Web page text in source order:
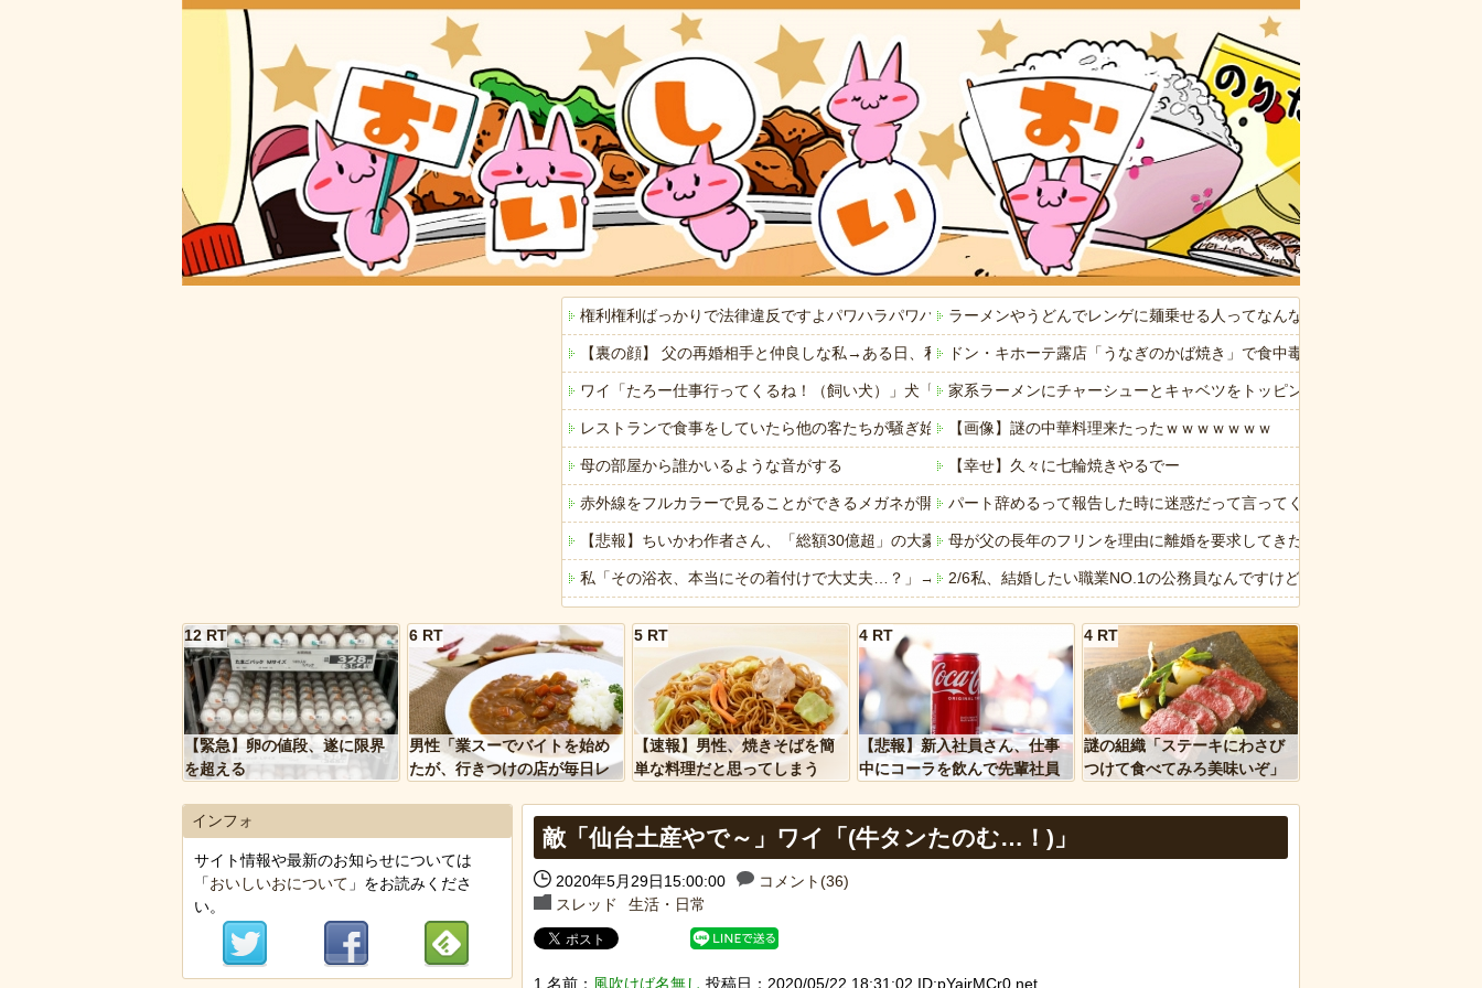
権利権利ばっかりで法律違反ですよパワハラパワハラで仕事できねぇ新入社員にメンタルやられてる
【裏の顔】 父の再婚相手と仲良しな私→ある日、私の帰宅に気付かない再婚相手「血繋がってないのに大学費用出さなきゃい
ワイ「たろー仕事行ってくるね！（飼い犬）」犬「…？（ぷい」
レストランで食事をしていたら他の客たちが騒ぎ始めた。何事かな？ → 珍客が現れました…
母の部屋から誰かいるような音がする
赤外線をフルカラーで見ることができるメガネが開発される
【悲報】ちいかわ作者さん、「総額30億超」の大豪邸を建てる！？ｗｗｗｗｗ
私「その浴衣、本当にその着付けで大丈夫…？」→街中を歩く浴衣姿を見て、違和感ばかりが気になってしまい…
年収１０００万円世帯の現実
【衝撃】韓国で売っている目覚まし時計のデザインが悪夢すぎるwww
「アメリカのヤンキーがアジア人にケンカを売った結果ｗｗｗ」 ほか
「あなたはアメリカを愛していますか」「はい」トランプ、国防総省職員数千人をウソ発見器にかける方針
ヒーローのサバイバルアクション Siege Survivors
【中国】パトカーの前で好演技www当たり屋やお煽り運転など盛りだくさん
ラーメンやうどんでレンゲに麺乗せる人ってなんなの？
ドン・キホーテ露店「うなぎのかば焼き」で食中毒 男女14人が発熱や腹痛
家系ラーメンにチャーシューとキャベツをトッピングして食べるのが好き
【画像】謎の中華料理来たったｗｗｗｗｗｗｗ
【幸せ】久々に七輪焼きやるでー
パート辞めるって報告した時に迷惑だって言ってくる社員がいて、その人の
母が父の長年のフリンを理由に離婚を要求してきた。父も私も驚いたが母の
2/6私、結婚したい職業NO.1の公務員なんですけど、嫁が子供連れて家出
【動画】役満ボディ・岡田紗佳(32)、渾身のあたシコダンスwwwwwww
ライチュウ「ピチューとピカチュウより圧倒的に強いですｗｗｗｗ」←こい
「これはレジェンド…」あるX民の暗室から発掘されたというノベルティグ
客「納車式？いいよ」
専業主婦の妻が月3万ぐらいするサプリ飲んどるんやが
【悲報】味噌ラーメンで行列、出来ない
12 RT
【緊急】卵の値段、遂に限界
を超える
6 RT
男性「業スーでバイトを始め
たが、行きつけの店が毎日レ
5 RT
【速報】男性、焼きそばを簡
単な料理だと思ってしまう
4 RT
【悲報】新入社員さん、仕事
中にコーラを飲んで先輩社員
4 RT
謎の組織「ステーキにわさび
つけて食べてみろ美味いぞ」
敵「仙台土産やで～」ワイ「(牛タンたのむ…！)」
2020年5月29日15:00:00
コメント(36)
スレッド
生活・日常
1 名前： 風吹けば名無し 投稿日：2020/05/22 18:31:02 ID:pYairMCr0.net
インフォ
サイト情報や最新のお知らせについては
「おいしいおについて 」をお読みくださ
い。